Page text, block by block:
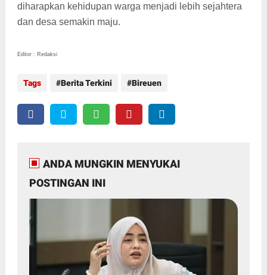
diharapkan kehidupan warga menjadi lebih sejahtera
dan desa semakin maju.
Editor : Redaksi
Tags Berita Terkini Bireuen
ANDA MUNGKIN MENYUKAI
POSTINGAN INI